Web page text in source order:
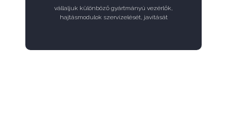
vállaljuk különböző gyártmányú vezérlők,
hajtásmodulok szervízelését, javítását